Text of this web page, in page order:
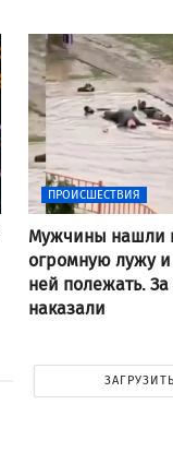
ПРОИСШЕСТВИЯ
Мужчины нашли
огромную лужу
ней полежать. За
наказали